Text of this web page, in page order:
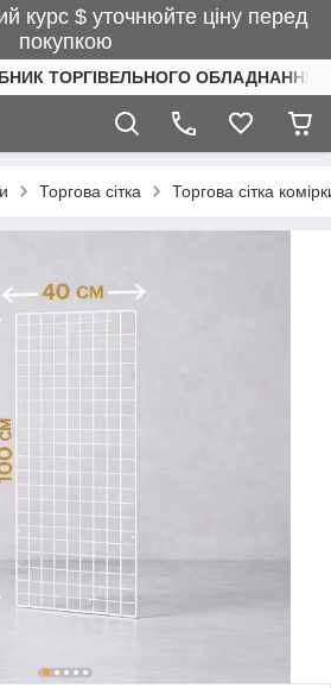
курс $ уточнюйте ціну перед
покупкою
ТОРГІВЕЛЬНОГО ОБЛАДНАННЯ
Торгова сітка Торгова сітка